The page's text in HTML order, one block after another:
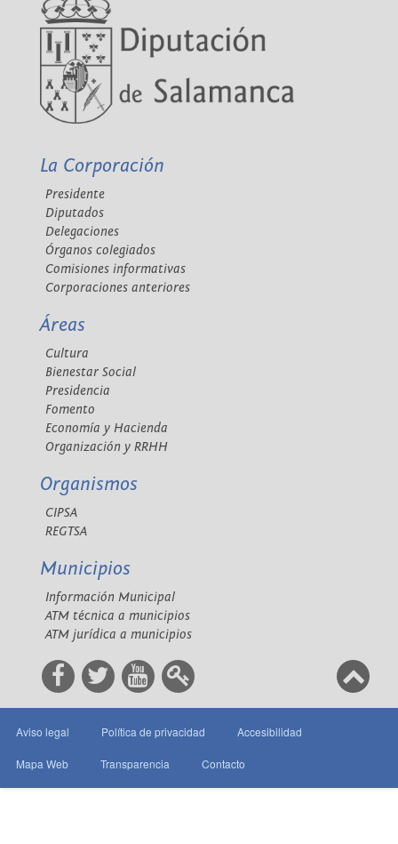
La Corporación
Presidente
Diputados
Delegaciones
Órganos colegiados
Comisiones informativas
Corporaciones anteriores
Áreas
Cultura
Bienestar Social
Presidencia
Fomento
Economía y Hacienda
Organización y RRHH
Organismos
CIPSA
REGTSA
Municipios
Información Municipal
ATM técnica a municipios
ATM jurídica a municipios
Aviso legal Política de privacidad Accesibilidad
Mapa Web Transparencia Contacto